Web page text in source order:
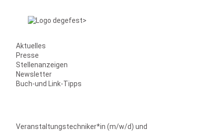
Aktuelles
Presse
Stellenanzeigen
Newsletter
Buch-und Link-Tipps
Veranstaltungstechniker*in (m/w/d) und